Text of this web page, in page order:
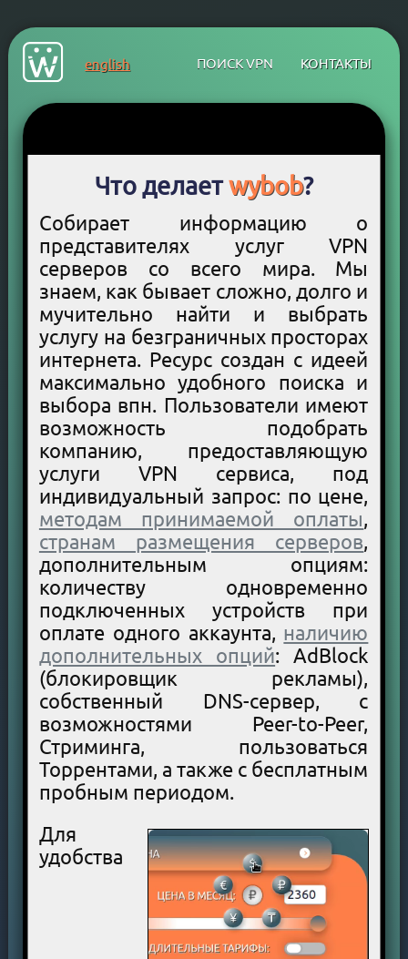
english ПОИСК VPN КОНТАКТЫ
Что делаетwybob?
Собирает информацию о
представителях услуг VPN
серверов со всего мира. Мы
знаем, как бывает сложно, долго и
мучительно найти и выбрать
услугу на безграничных просторах
интернета. Ресурс создан с идеей
максимально удобного поиска и
выбора впн. Пользователи имеют
возможность подобрать
компанию, предоставляющую
услуги VPN сервиса, под
индивидуальный запрос: по цене,
методам принимаемой оплаты,
странам размещения серверов,
дополнительным опциям:
количеству одновременно
подключенных устройств при
оплате одного аккаунта, наличию
дополнительных опций: AdBlock
(блокировщик рекламы),
собственный DNS-сервер, с
возможностями Peer-to-Peer,
Стриминга, пользоваться
Торрентами, а также с бесплатным
пробным периодом.
Для
удобства